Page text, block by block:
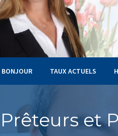
BONJOUR TAUX ACTUELS
Prêteurs et